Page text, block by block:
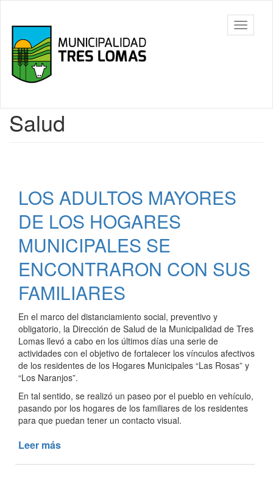
contenido
principal
Tres
Lomas
barra
Contenido
Salud
LOS ADULTOS MAYORES
DE LOS HOGARES
MUNICIPALES SE
ENCONTRARON CON SUS
FAMILIARES
En el marco del distanciamiento social, preventivo y
obligatorio, la Dirección de Salud de la Municipalidad de Tres
Lomas llevó a cabo en los últimos días una serie de
actividades con el objetivo de fortalecer los vínculos afectivos
de los residentes de los Hogares Municipales “Las Rosas” y
“Los Naranjos”.
En tal sentido, se realizó un paseo por el pueblo en vehículo,
pasando por los hogares de los familiares de los residentes
para que puedan tener un contacto visual.
Leer más